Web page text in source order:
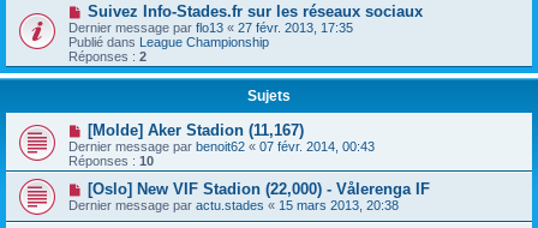
Suivez Info-Stades.fr sur les réseaux sociaux
Dernier message par flo13 « 27 févr. 2013, 17:35
Publié dans League Championship
Réponses : 2
Sujets
[Molde] Aker Stadion (11,167)
Dernier message par benoit62 « 07 févr. 2014, 00:43
Réponses : 10
[Oslo] New VIF Stadion (22,000) - Vålerenga IF
Dernier message par actu.stades « 15 mars 2013, 20:38